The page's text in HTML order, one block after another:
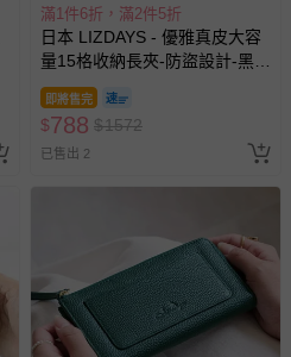
滿1件6折，滿2件5折
日本 LIZDAYS - 優雅真皮大容
量15格收納長夾-防盜設計-黑x
棕 (19.5x9.5x2cm)
即將售完
$788 $1572
已售出 2